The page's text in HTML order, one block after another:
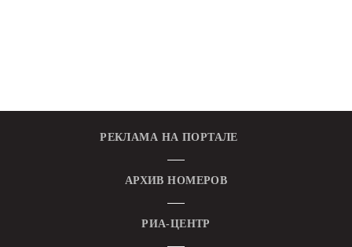
РЕКЛАМА НА ПОРТАЛЕ
АРХИВ НОМЕРОВ
РИА-ЦЕНТР